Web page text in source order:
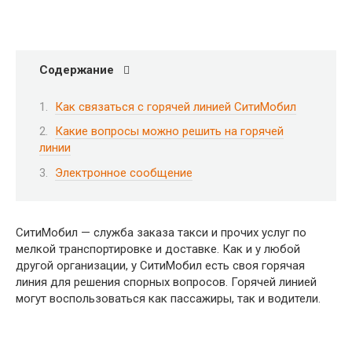
Содержание
Как связаться с горячей линией СитиМобил
Какие вопросы можно решить на горячей
линии
Электронное сообщение
СитиМобил — служба заказа такси и прочих услуг по
мелкой транспортировке и доставке. Как и у любой
другой организации, у СитиМобил есть своя горячая
линия для решения спорных вопросов. Горячей линией
могут воспользоваться как пассажиры, так и водители.